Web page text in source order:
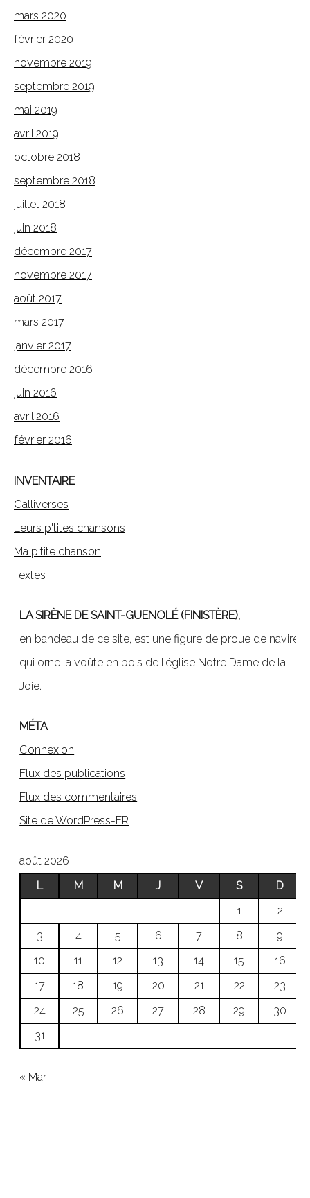
mars 2020
février 2020
novembre 2019
septembre 2019
mai 2019
avril 2019
octobre 2018
septembre 2018
juillet 2018
juin 2018
décembre 2017
novembre 2017
août 2017
mars 2017
janvier 2017
décembre 2016
juin 2016
avril 2016
février 2016
INVENTAIRE
Calliverses
Leurs p'tites chansons
Ma p'tite chanson
Textes
LA SIRÈNE DE SAINT-GUENOLÉ (FINISTÈRE),
en bandeau de ce site, est une figure de proue de navire,
qui orne la voûte en bois de l'église Notre Dame de la
Joie.
MÉTA
Connexion
Flux des publications
Flux des commentaires
Site de WordPress-FR
août 2026
L
M M J V S
D
1
2
3
4 5 6 7 8
9
10
11 12 13 14 15
16
17
18 19 20 21 22
23
24
25 26 27 28 29
30
31
« Mar